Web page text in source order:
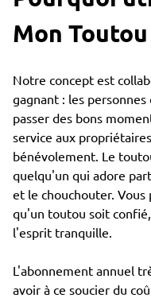
Mon Toutou
Notre concept est
gagnant : les
passer des bons
service aux
bénévolement. Le
quelqu'un qui adore
et le chouchouter.
qu'un toutou soit
l'esprit tranquille.
L'abonnement annuel
avoir à ce soucier du